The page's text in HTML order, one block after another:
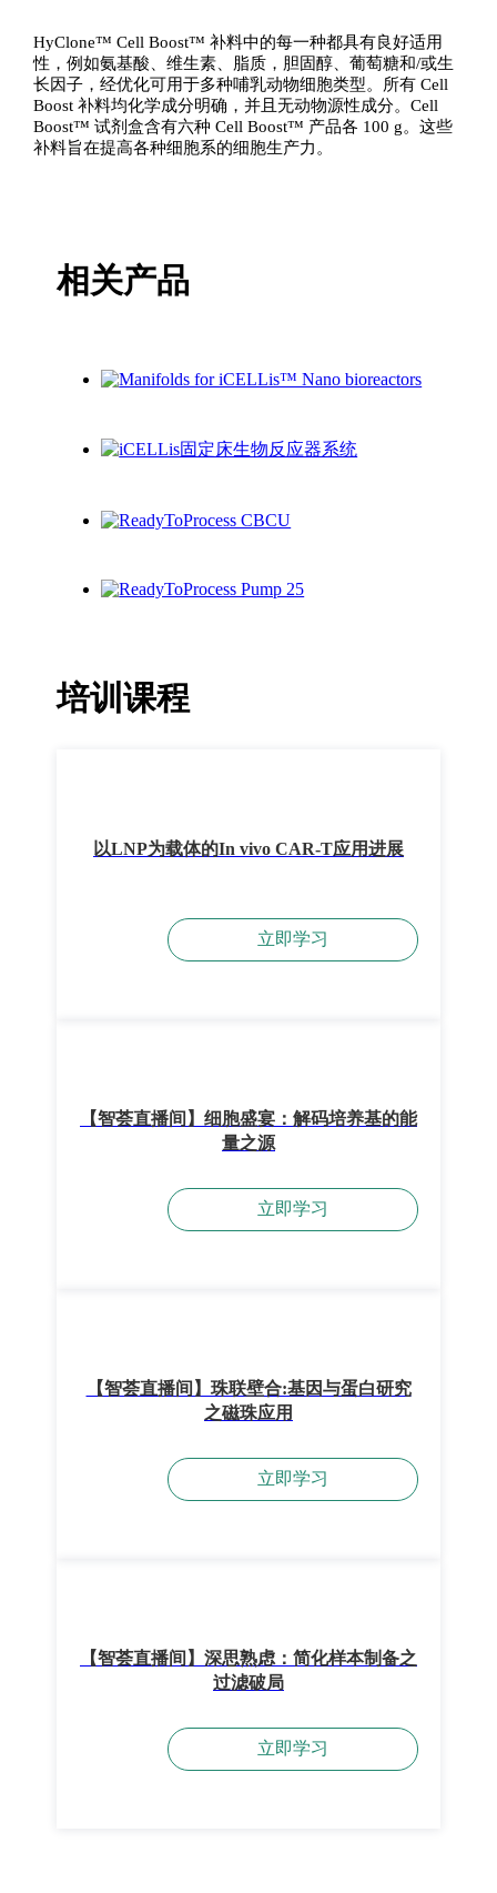
HyClone™ Cell Boost™ 补料中的每一种都具有良好适用
性，例如氨基酸、维生素、脂质，胆固醇、葡萄糖和/或生
长因子，经优化可用于多种哺乳动物细胞类型。所有 Cell
Boost 补料均化学成分明确，并且无动物源性成分。Cell
Boost™ 试剂盒含有六种 Cell Boost™ 产品各 100 g。这些
补料旨在提高各种细胞系的细胞生产力。
相关产品
培训课程
以LNP为载体的In vivo CAR-T应用进展
立即学习
【智荟直播间】细胞盛宴：解码培养基的能
量之源
立即学习
【智荟直播间】珠联壁合:基因与蛋白研究
之磁珠应用
立即学习
【智荟直播间】深思熟虑：简化样本制备之
过滤破局
立即学习